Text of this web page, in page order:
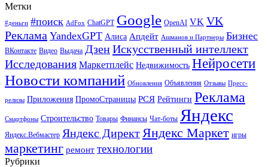
Метки
#деньги #поиск AdFox ChatGPT Google OpenAI VK VK
Реклама YandexGPT Алиса Апдейт Ашманов и Партнеры Бизнес
ВКонтакте Видео Выдача ДзенИскусственный интеллект
Исследования Маркетплейс Недвижимость Нейросети
Новости компаний Обновления Объявления Отзывы Пресс-
релизы Приложения ПромоСтраницы РСЯ Рейтинги Реклама
Смартфоны Строительство Товары Финансы Чат-боты Яндекс
Яндекс.Вебмастер Яндекс Директ Яндекс Маркет игры
маркетинг ремонт технологии
Рубрики